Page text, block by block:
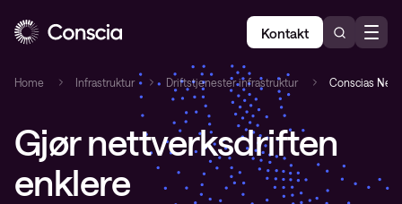
Kontakt
Home Infrastruktur Driftstjenester infrastruktur Conscias
Gjør nettverksdriften
enklere